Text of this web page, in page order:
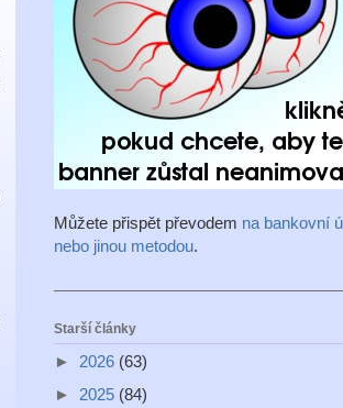
Můžete přispět převodem na bankovní
nebo jinou metodou.
Starší články
► 2026 (63)
► 2025 (84)